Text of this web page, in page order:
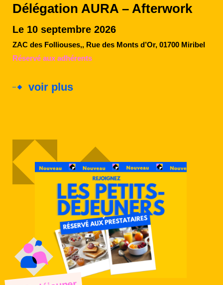
Délégation AURA – Afterwork
Le 10 septembre 2026
ZAC des Folliouses,, Rue des Monts d’Or, 01700 Miribel
Réservé aux adhérents
voir plus